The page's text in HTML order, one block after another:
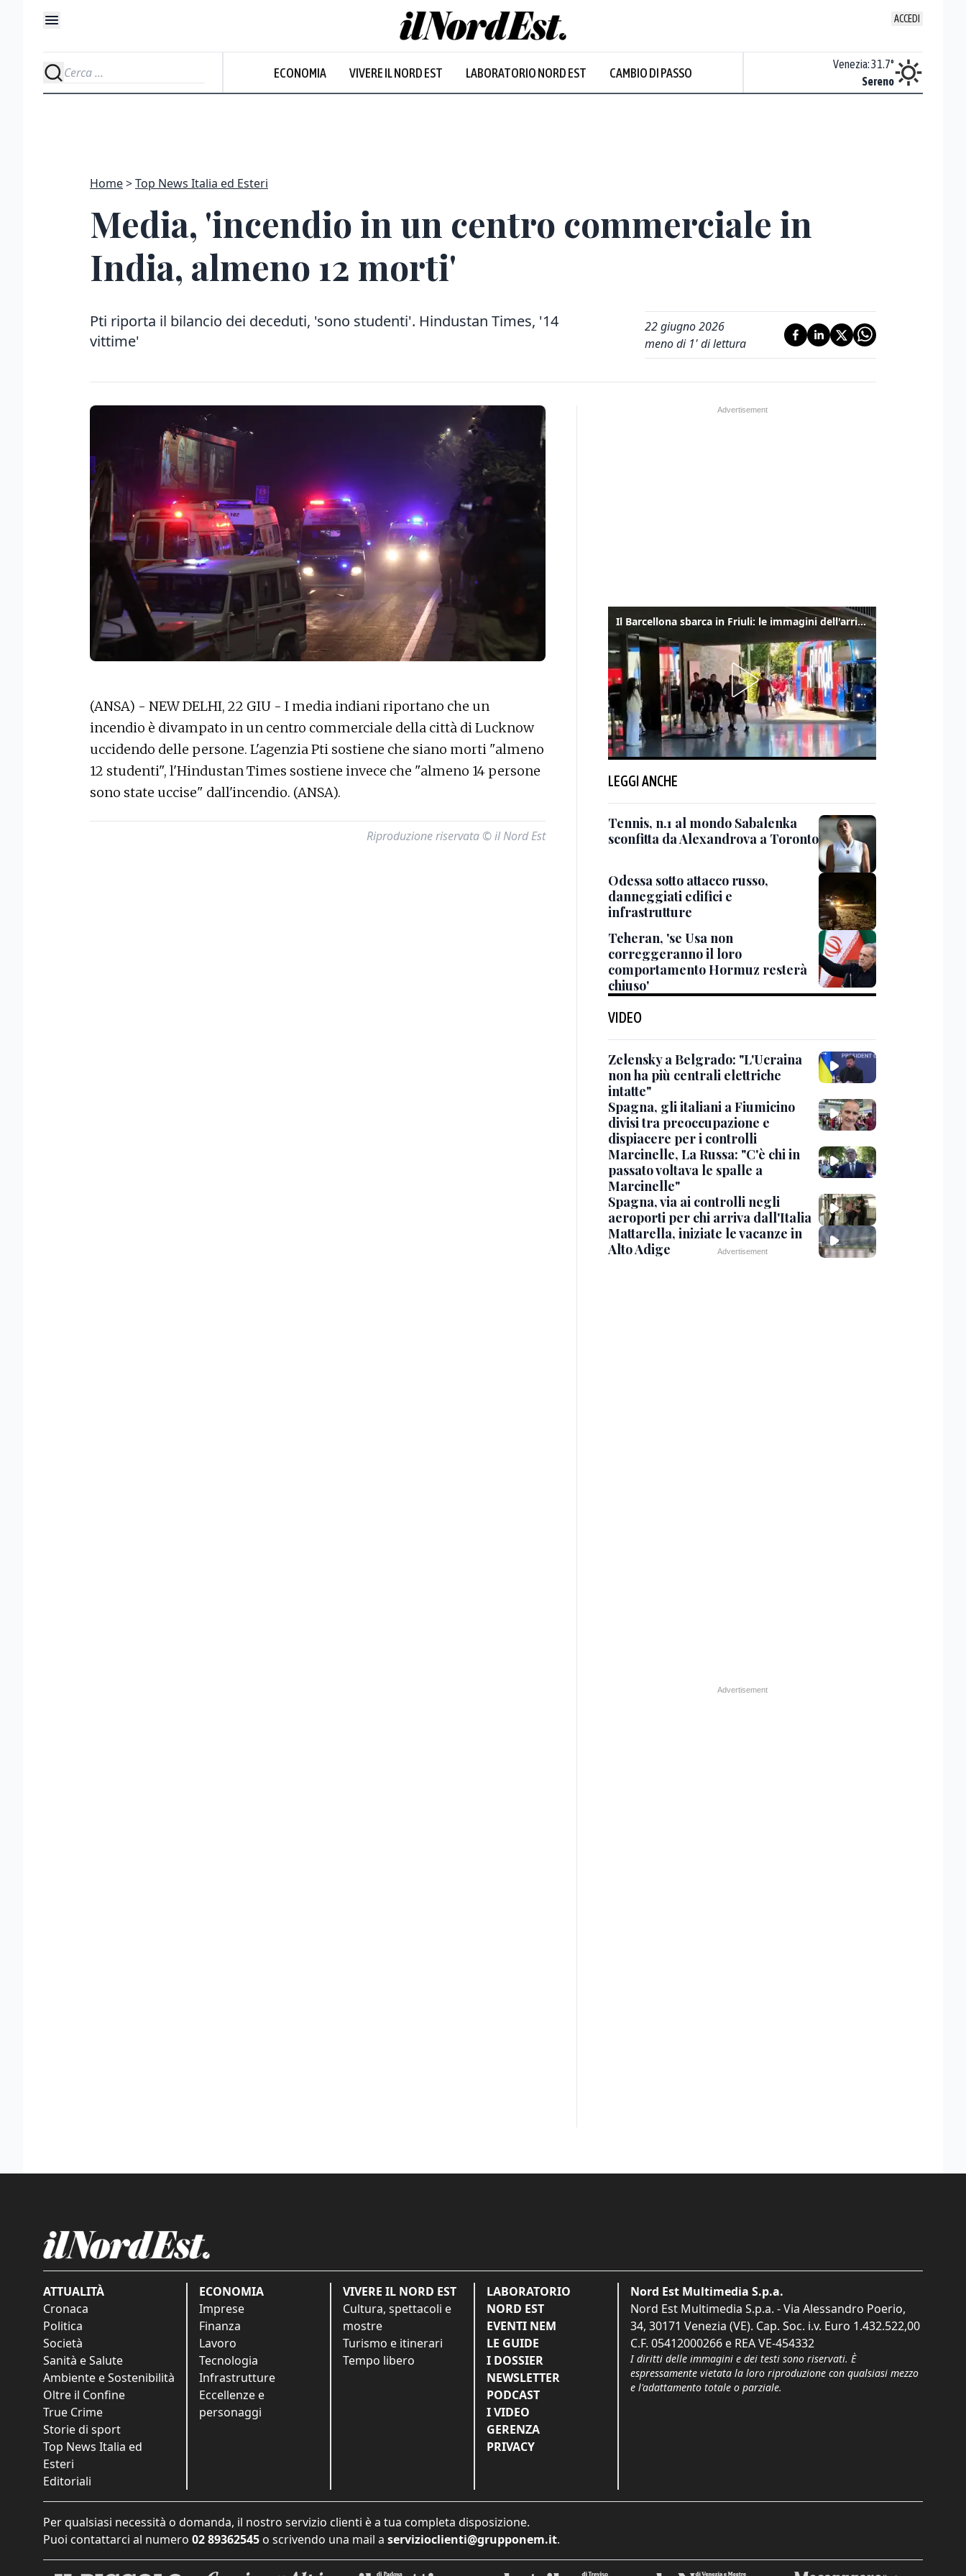
ACCEDI
ECONOMIA VIVERE IL NORD EST LABORATORIO NORD EST CAMBIO DI PASSO
Prevalentemente soleggiato
Venezia:31.7°
Sereno
Home Top News Italia ed Esteri
Media, 'incendio in un centro commerciale in
India, almeno 12 morti'
Pti riporta il bilancio dei deceduti, 'sono studenti'. Hindustan Times, '14
vittime'
22 giugno 2026
meno di 1' di lettura
(ANSA) - NEW DELHI, 22 GIU - I media indiani riportano che un
incendio è divampato in un centro commerciale della città di Lucknow
uccidendo delle persone. L'agenzia Pti sostiene che siano morti "almeno
12 studenti", l'Hindustan Times sostiene invece che "almeno 14 persone
sono state uccise" dall'incendio. (ANSA).
Riproduzione riservata © il Nord Est
Il Barcellona sbarca in Friuli: le immagini dell'arrivo in albergo
LEGGI ANCHE
Tennis, n.1 al mondo Sabalenka
sconfitta da Alexandrova a Toronto
Odessa sotto attacco russo,
danneggiati edifici e
infrastrutture
Teheran, 'se Usa non
correggeranno il loro
comportamento Hormuz resterà
chiuso'
VIDEO
Zelensky a Belgrado: "L'Ucraina
non ha più centrali elettriche
intatte"
Spagna, gli italiani a Fiumicino
divisi tra preoccupazione e
dispiacere per i controlli
Marcinelle, La Russa: "C'è chi in
passato voltava le spalle a
Marcinelle"
Spagna, via ai controlli negli
aeroporti per chi arriva dall'Italia
Mattarella, iniziate le vacanze in
Alto Adige
ATTUALITÀ
Cronaca
Politica
Società
Sanità e Salute
Ambiente e Sostenibilità
Oltre il Confine
True Crime
Storie di sport
Top News Italia ed
Esteri
Editoriali
ECONOMIA
Imprese
Finanza
Lavoro
Tecnologia
Infrastrutture
Eccellenze e
personaggi
VIVERE IL NORD EST
Cultura, spettacoli e
mostre
Turismo e itinerari
Tempo libero
LABORATORIO
NORD EST
EVENTI NEM
LE GUIDE
I DOSSIER
NEWSLETTER
PODCAST
I VIDEO
GERENZA
PRIVACY
Nord Est Multimedia S.p.a.
Nord Est Multimedia S.p.a. - Via Alessandro Poerio,
34, 30171 Venezia (VE). Cap. Soc. i.v. Euro 1.432.522,00
C.F. 05412000266 e REA VE-454332
I diritti delle immagini e dei testi sono riservati. È
espressamente vietata la loro riproduzione con qualsiasi mezzo
e l'adattamento totale o parziale.
Per qualsiasi necessità o domanda, il nostro servizio clienti è a tua completa disposizione.
Puoi contattarci al numero 02 89362545 o scrivendo una mail a servizioclienti@grupponem.it.